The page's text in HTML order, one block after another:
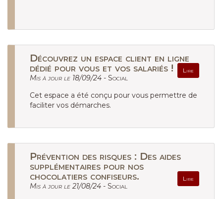
Découvrez un espace client en ligne
dédié pour vous et vos salariés !
Lire
Mis à jour le 18/09/24 - Social
Cet espace a été conçu pour vous permettre de
faciliter vos démarches.
Prévention des risques : Des aides
supplémentaires pour nos
chocolatiers confiseurs.
Lire
Mis à jour le 21/08/24 - Social